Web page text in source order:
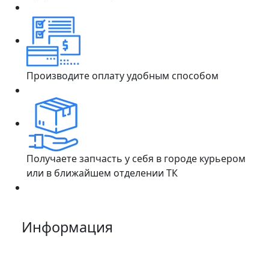
Производите оплату удобным способом
Получаете запчасть у себя в городе курьером
или в ближайшем отделении ТК
Информация